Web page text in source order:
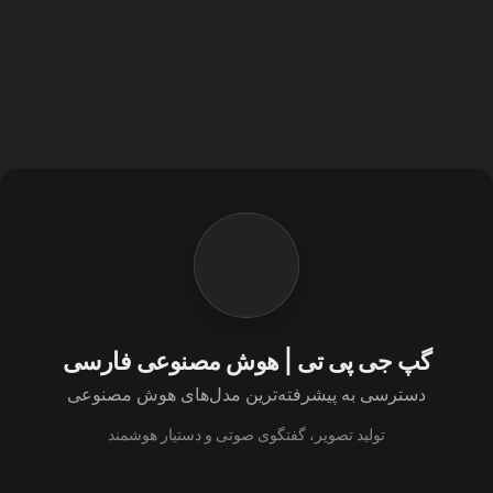
گپ جی پی تی | هوش مصنوعی فارسی
دسترسی به پیشرفته‌ترین مدل‌های هوش مصنوعی
تولید تصویر، گفتگوی صوتی و دستیار هوشمند